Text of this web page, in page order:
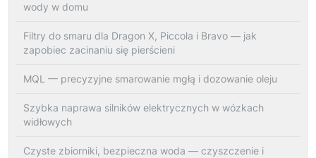
wody w domu
Filtry do smaru dla Dragon X, Piccola i Bravo — jak
zapobiec zacinaniu się pierścieni
MQL — precyzyjne smarowanie mgłą i dozowanie oleju
Szybka naprawa silników elektrycznych w wózkach
widłowych
Czyste zbiorniki, bezpieczna woda — czyszczenie i